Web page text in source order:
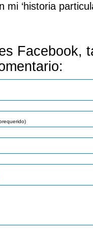
mi ‘historia
Facebook,